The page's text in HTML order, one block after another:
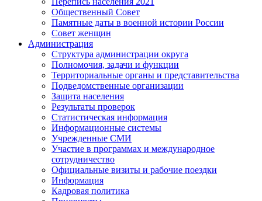
Общественный Совет
Памятные даты в военной истории России
Совет женщин
Администрация
Структура администрации округа
Полномочия, задачи и функции
Территориальные органы и представительства
Подведомственные организации
Защита населения
Результаты проверок
Статистическая информация
Информационные системы
Учрежденные СМИ
Участие в программах и международное
сотрудничество
Официальные визиты и рабочие поездки
Информация
Кадровая политика